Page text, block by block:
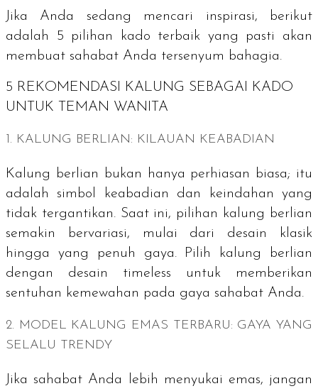
Jika Anda sedang mencari inspirasi, berikut
adalah 5 pilihan kado terbaik yang pasti akan
membuat sahabat Anda tersenyum bahagia.
5 REKOMENDASI KALUNG SEBAGAI KADO
UNTUK TEMAN WANITA
1. KALUNG BERLIAN: KILAUAN KEABADIAN
Kalung berlian bukan hanya perhiasan biasa; itu
adalah simbol keabadian dan keindahan yang
tidak tergantikan. Saat ini, pilihan kalung berlian
semakin bervariasi, mulai dari desain klasik
hingga yang penuh gaya. Pilih kalung berlian
dengan desain timeless untuk memberikan
sentuhan kemewahan pada gaya sahabat Anda.
2. MODEL KALUNG EMAS TERBARU: GAYA YANG
SELALU TRENDY
Jika sahabat Anda lebih menyukai emas, jangan